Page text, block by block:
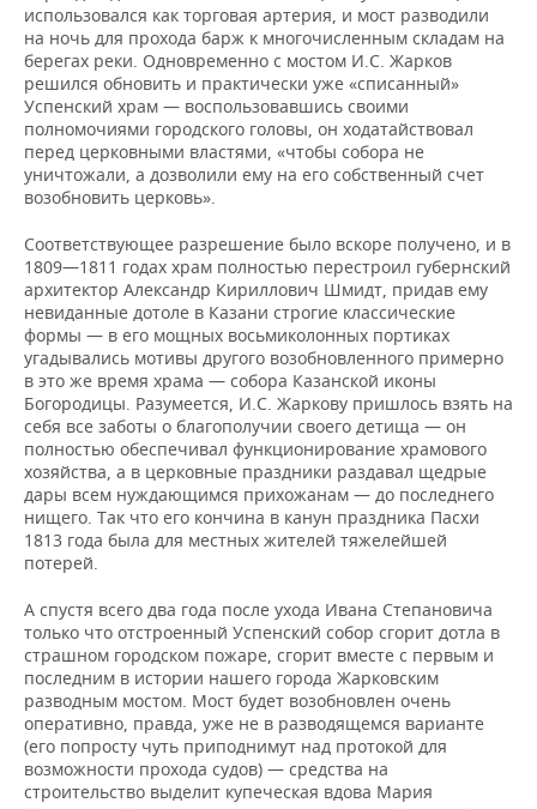
использовался как торговая артерия, и мост разводили
на ночь для прохода барж к многочисленным складам на
берегах реки. Одновременно с мостом И.С. Жарков
решился обновить и практически уже «списанный»
Успенский храм — воспользо­вавшись своими
полномочиями городского головы, он ходатайствовал
перед церковными властями, «чтобы собора не
уничтожали, а дозволили ему на его собственный счет
возобновить церковь».
Соответствующее разрешение было вскоре получено, и в
1809—1811 годах храм полностью перестроил губернский
архитектор Александр Кириллович Шмидт, придав ему
невиданные дотоле в Казани строгие классические
формы — в его мощных восьмиколонных портиках
угадывались мотивы другого возобновленного примерно
в это же время храма — собора Казанской иконы
Богородицы. Разумеется, И.С. Жаркову пришлось взять на
себя все заботы о благополучии своего детища — он
полностью обеспечивал функционирование храмового
хозяйства, а в церковные праздники раздавал щедрые
дары всем нуждающимся прихожанам — до последнего
нищего. Так что его кончина в канун праздника Пасхи
1813 года была для местных жителей тяжелейшей
потерей.
А спустя всего два года после ухода Ивана Степановича
только что отстроенный Успенский собор сгорит дотла в
страшном городском пожаре, сгорит вместе с первым и
последним в истории нашего города Жарковским
разводным мостом. Мост будет возобновлен очень
оперативно, правда, уже не в разводящемся варианте
(его попросту чуть приподнимут над протокой для
возможности прохода судов) — средства на
строительство выделит купеческая вдова Мария